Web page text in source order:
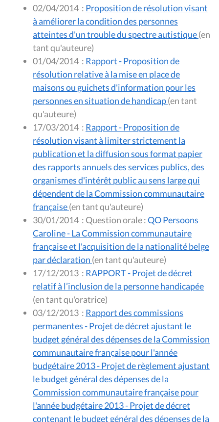
02/04/2014 : Proposition de résolution visant
à améliorer la condition des personnes
atteintes d'un trouble du spectre autistique(en
tant qu'auteure)
01/04/2014 : Rapport - Proposition de
résolution relative à la mise en place de
maisons ou guichets d'information pour les
personnes en situation de handicap(en tant
qu'auteure)
17/03/2014 : Rapport - Proposition de
résolution visant à limiter strictement la
publication et la diffusion sous format papier
des rapports annuels des services publics, des
organismes d'intérêt public au sens large qui
dépendent de la Commission communautaire
française
(en tant qu'auteure)
30/01/2014 : Question orale :QO Persoons
Caroline - La Commission communautaire
française et l'acquisition de la nationalité belge
par déclaration
(en tant qu'auteure)
17/12/2013 : RAPPORT - Projet de décret
relatif à l’inclusion de la personne handicapée
(en tant qu'oratrice)
03/12/2013 : Rapport des commissions
permanentes - Projet de décret ajustant le
budget général des dépenses de la Commission
communautaire française pour l'année
budgétaire 2013 - Projet de règlement ajustant
le budget général des dépenses de la
Commission communautaire française pour
l'année budgétaire 2013 - Projet de décret
contenant le budget général des dépenses de la